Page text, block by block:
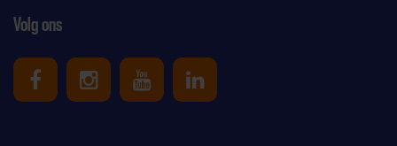
Volg ons
Uniek Sporten op Facebook
Uniek Sporten op Instagram
Uniek Sporten op Youtube
Uniek Sporten op